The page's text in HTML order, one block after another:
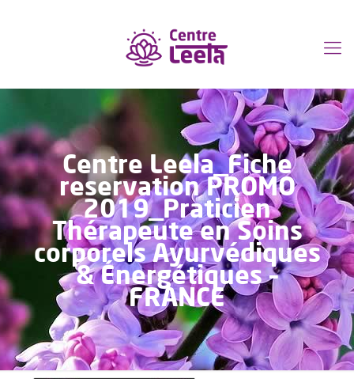
Centre Leela_Fiche
reservation PROMO
2019_Praticien
Thérapeute en Soins
corporels Ayurvédiques
& Énergétiques –
FRANCE